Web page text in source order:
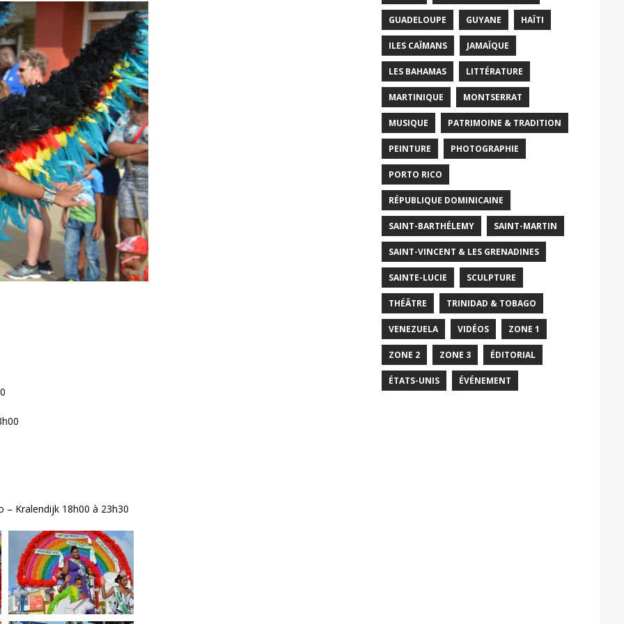
– Kralendijk 18h00 à 23h30
GUADELOUPE GUYANE HAÏTI
ILES CAÏMANS JAMAÏQUE
LES BAHAMAS LITTÉRATURE
MARTINIQUE MONTSERRAT
MUSIQUE PATRIMOINE & TRADITION
PEINTURE PHOTOGRAPHIE
PORTO RICO
RÉPUBLIQUE DOMINICAINE
SAINT-BARTHÉLEMY SAINT-MARTIN
SAINT-VINCENT & LES GRENADINES
SAINTE-LUCIE SCULPTURE
THÉÂTRE TRINIDAD & TOBAGO
VENEZUELA VIDÉOS ZONE 1
ZONE 2 ZONE 3 ÉDITORIAL
ÉTATS-UNIS ÉVÉNEMENT